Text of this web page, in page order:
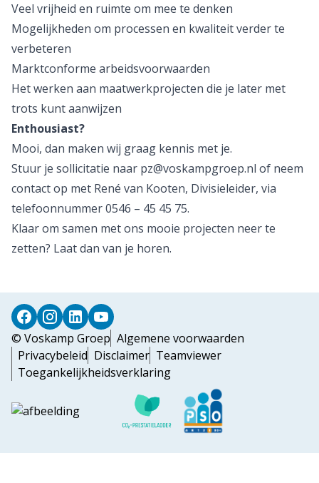
Veel vrijheid en ruimte om mee te denken
Mogelijkheden om processen en kwaliteit verder te
verbeteren
Marktconforme arbeidsvoorwaarden
Het werken aan maatwerkprojecten die je later met
trots kunt aanwijzen
Enthousiast?
Mooi, dan maken wij graag kennis met je.
Stuur je sollicitatie naar pz@voskampgroep.nl of neem
contact op met René van Kooten, Divisieleider, via
telefoonnummer 0546 – 45 45 75.
Klaar om samen met ons mooie projecten neer te
zetten? Laat dan van je horen.
© Voskamp Groep Algemene voorwaarden
Privacybeleid Disclaimer Teamviewer
Toegankelijkheidsverklaring